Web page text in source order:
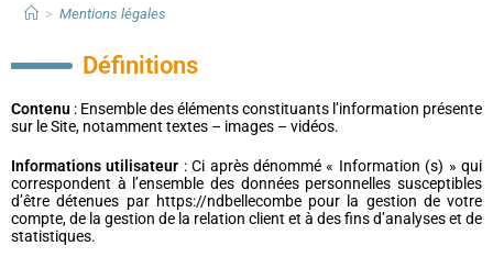
> Mentions légales
Définitions
Contenu : Ensemble des éléments constituants l’information présente
sur le Site, notamment textes – images – vidéos.
Informations utilisateur : Ci après dénommé « Information (s) » qui
correspondent à l’ensemble des données personnelles susceptibles
d’être détenues par https://ndbellecombe pour la gestion de votre
compte, de la gestion de la relation client et à des fins d’analyses et de
statistiques.